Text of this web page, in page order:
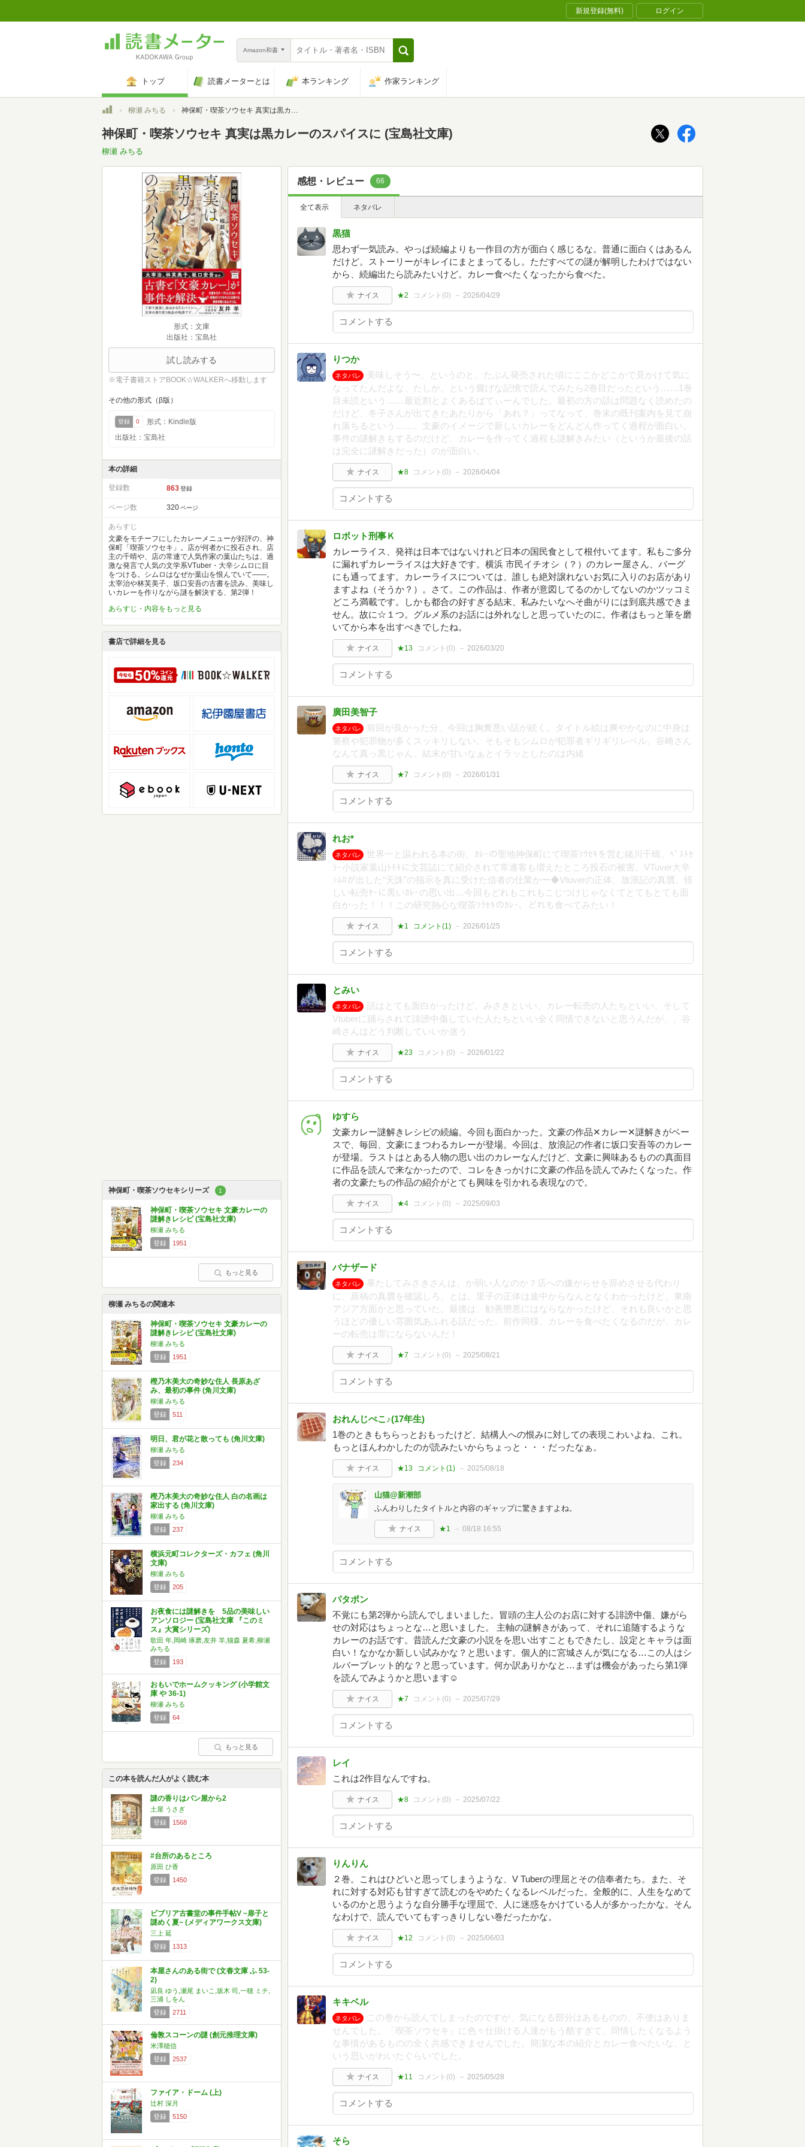
新規登録(無料) ログイン
Amazon和書
トップ 読書メーターとは 本ランキング 作家ランキング
トップ柳瀬 みちる 神保町・喫茶ソウセキ 真実は黒カレーのスパイスに (宝島社文庫)
神保町・喫茶ソウセキ 真実は黒カレーのスパイスに (宝島社文庫)
柳瀬 みちる
形式：文庫
出版社：宝島社
試し読みする
※電子書籍ストアBOOK☆WALKERへ移動します
その他の形式（β版）
登録 0
形式：Kindle版
出版社：宝島社
本の詳細
登録数 863 登録
ページ数 320 ページ
あらすじ
文豪をモチーフにしたカレーメニューが好評の、神
保町「喫茶ソウセキ」。店が何者かに投石され、店
主の千晴や、店の常連で人気作家の葉山たちは、過
激な発言で人気の文学系VTuber・大辛シムロに目
をつける。シムロはなぜか葉山を恨んでいて——。
太宰治や林芙美子、坂口安吾の古書を読み、美味し
いカレーを作りながら謎を解決する、第2弾！
あらすじ・内容をもっと見る
書店で詳細を見る
神保町・喫茶ソウセキシリーズ 1
神保町・喫茶ソウセキ 文豪カレーの
謎解きレシピ (宝島社文庫)
柳瀬 みちる
登録
1951
もっと見る
柳瀬 みちるの関連本
神保町・喫茶ソウセキ 文豪カレーの
謎解きレシピ (宝島社文庫)
柳瀬 みちる
登録
1951
樫乃木美大の奇妙な住人 長原あざ
み、最初の事件 (角川文庫)
柳瀬 みちる
登録
511
明日、君が花と散っても (角川文庫)
柳瀬 みちる
登録
234
樫乃木美大の奇妙な住人 白の名画は
家出する (角川文庫)
柳瀬 みちる
登録
237
横浜元町コレクターズ・カフェ (角川
文庫)
柳瀬 みちる
登録
205
お夜食には謎解きを 5品の美味しい
アンソロジー (宝島社文庫 『このミ
ス』大賞シリーズ)
歌田 年,岡崎 琢磨,友井 羊,猫森 夏希,柳瀬
みちる
登録
193
おもいでホームクッキング (小学館文
庫 や 36-1)
柳瀬 みちる
登録
64
もっと見る
この本を読んだ人がよく読む本
謎の香りはパン屋から2
土屋 うさぎ
登録
1568
#台所のあるところ
原田 ひ香
登録
1450
ビブリア古書堂の事件手帖V ~扉子と
謎めく夏~ (メディアワークス文庫)
三上 延
登録
1313
本屋さんのある街で (文春文庫 ふ 53-
2)
凪良 ゆう,瀬尾 まいこ,坂木 司,一穂 ミチ,
三浦 しをん
登録
2711
倫敦スコーンの謎 (創元推理文庫)
米澤穂信
登録
2537
ファイア・ドーム (上)
辻村 深月
登録
5150
感想・レビュー 66
全て表示 ネタバレ
黒猫
思わず一気読み。やっぱ続編よりも一作目の方が面白く感じるな。普通に面白くはあるん
だけど。ストーリーがキレイにまとまってるし。ただすべての謎が解明したわけではない
から、続編出たら読みたいけど。カレー食べたくなったから食べた。
ナイス ★2 コメント(0) 2026/04/29
りつか
ネタバレ
美味しそう〜、というのと、たぶん発売された頃にここかどこかで見かけて気に
なってたんだよな、たしか、という朧げな記憶で読んでみたら2巻目だったという……1巻
目未読という……最近割とよくあるぱてぃーんでした。最初の方の話は問題なく読めたの
だけど、冬子さんが出てきたあたりから「あれ？」ってなって、巻末の既刊案内を見て崩
れ落ちるという……。文豪のイメージで新しいカレーをどんどん作ってく過程が面白い。
事件の謎解きもするのだけど、カレーを作ってく過程も謎解きみたい（というか最後の話
は完全に謎解きだった）のが面白い。
ナイス ★8 コメント(0) 2026/04/04
ロボット刑事Ｋ
カレーライス、発祥は日本ではないけれど日本の国民食として根付いてます。私もご多分
に漏れずカレーライスは大好きです。横浜 市民イチオシ（？）のカレー屋さん、バーグ
にも通ってます。カレーライスについては、誰しも絶対譲れないお気に入りのお店があり
ますよね（そうか？）。さて。この作品は、作者が意図してるのかしてないのかツッコミ
どころ満載です。しかも都合の好すぎる結末、私みたいなへそ曲がりには到底共感できま
せん。故に☆１つ。グルメ系のお話には外れなしと思っていたのに。作者はもっと筆を磨
いてから本を出すべきでしたね。
ナイス ★13 コメント(0) 2026/03/20
廣田美智子
ネタバレ
前回が良かった分、今回は胸糞悪い話が続く。タイトル絵は爽やかなのに中身は
警察や犯罪物が多くスッキリしない。そもそもシムロが犯罪者ギリギリレベル。谷崎さん
なんて真っ黒じゃん。結末が甘いなぁとイラッとしたのは内緒
ナイス ★7 コメント(0) 2026/01/31
れお*
ネタバレ
世界一と謳われる本の街、ｶﾚｰの聖地神保町にて喫茶ｿｳｾｷを営む緒川千晴。ﾍﾞｽﾄｾ
ﾗｰ小説家葉山ﾄﾓｷに文芸誌にて紹介されて常連客も増えたところ投石の被害。VTuver大辛
ｼﾑﾛが出した“天誅”の指示を真に受けた信者の仕業かー◆Vtuverの正体、放浪記の真贋、怪
しい転売ﾔｰに黒いｶﾚｰの思い出…今回もどれもこれもこじつけじゃなくてとてもとても面
白かった！！！この研究熱心な喫茶ｿｳｾｷのｶﾚｰ、どれも食べてみたい！
ナイス ★1 コメント(1) 2026/01/25
とみい
ネタバレ
話はとても面白かったけど、みさきといい、カレー転売の人たちといい、そして
Vtuberに踊らされて誹謗中傷していた人たちといい全く同情できないと思うんだが、、谷
崎さんはどう判断していいか迷う
ナイス ★23 コメント(0) 2026/01/22
ゆすら
文豪カレー謎解きレシピの続編。今回も面白かった。文豪の作品✕カレー✕謎解きがベー
スで、毎回、文豪にまつわるカレーが登場。今回は、放浪記の作者に坂口安吾等のカレー
が登場。ラストはとある人物の思い出のカレーなんだけど、文豪に興味あるものの真面目
に作品を読んで来なかったので、コレをきっかけに文豪の作品を読んでみたくなった。作
者の文豪たちの作品の紹介がとても興味を引かれる表現なので。
ナイス ★4 コメント(0) 2025/09/03
バナザード
ネタバレ
果たしてみさきさんは、か弱い人なのか？店への嫌がらせを辞めさせる代わり
に、原稿の真贋を確認しろ、とは。里子の正体は途中からなんとなくわかったけど、東南
アジア方面かと思っていた。最後は、勧善懲悪にはならなかったけど、それも良いかと思
うほどの優しい雰囲気あふれる話だった。前作同様、カレーを食べたくなるのだが、カレ
ーの転売は罪にならないんだ！
ナイス ★7 コメント(0) 2025/08/21
おれんじぺこ♪(17年生)
1巻のときもちらっとおもったけど、結構人への恨みに対しての表現こわいよね、これ。
もっとほんわかしたのが読みたいからちょっと・・・だったなぁ。
ナイス ★13 コメント(1) 2025/08/18
山猫@新潮部
ふんわりしたタイトルと内容のギャップに驚きますよね。
ナイス ★1 08/18 16:55
パタポン
不覚にも第2弾から読んでしまいました。冒頭の主人公のお店に対する誹謗中傷、嫌がら
せの対応はちょっとな…と思いました。 主軸の謎解きがあって、それに追随するような
カレーのお話です。昔読んだ文豪の小説をを思い出すこともできたし、設定とキャラは面
白い！なかなか新しい試みかな？と思います。個人的に宮城さんが気になる…この人はシ
ルバーブレット的な？と思っています。何か訳ありかなと…まずは機会があったら第1弾
を読んでみようかと思います☺️
ナイス ★7 コメント(0) 2025/07/29
レイ
これは2作目なんですね。
ナイス ★8 コメント(0) 2025/07/22
りんりん
２巻。これはひどいと思ってしまうような、V Tuberの理屈とその信奉者たち。また、そ
れに対する対応も甘すぎて読むのをやめたくなるレベルだった。全般的に、人生をなめて
いるのかと思うような自分勝手な理屈で、人に迷惑をかけている人が多かったかな。そん
なわけで、読んでいてもすっきりしない巻だったかな。
ナイス ★12 コメント(0) 2025/06/03
キキベル
ネタバレ
この巻から読んでしまったのですが、気になる部分はあるものの、不便はありま
せんでした。「喫茶ソウセキ』に色々仕掛ける人達がもう酷すぎて、同情したくなるよう
な事情があるものの全く共感できませんでした。簡潔な本の紹介とカレー食べたいな、と
いう思いがわいたぐらいでした。
ナイス ★11 コメント(0) 2025/05/28
そら